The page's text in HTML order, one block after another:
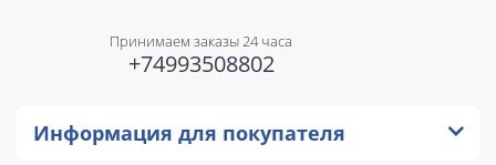
Принимаем заказы 24 часа
+74993508802
Информация для покупателя